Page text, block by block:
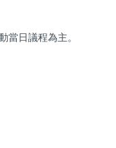
當日議程為主。